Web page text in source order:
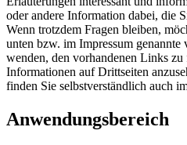
oder andere Information dabei, die
Wenn trotzdem Fragen bleiben,
unten bzw. im Impressum
wenden, den vorhandenen Links
Informationen auf Drittseiten
finden Sie selbstverständlich auch
Anwendungsbereich